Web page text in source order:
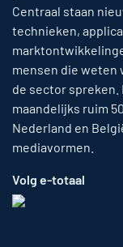
Centraal staan
technieken,
mensen die weten
de sector
maandelijks ruim
Nederland en
mediavormen.
Volg e-totaal